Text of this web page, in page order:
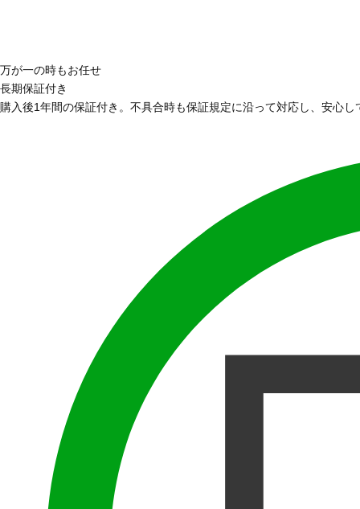
万が一の時もお任せ
長期保証付き
購入後1年間の保証付き。不具合時も保証規定に沿って対応し、安心